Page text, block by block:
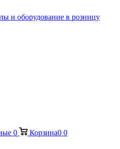
и оборудование в розницу
0 Корзина0 0